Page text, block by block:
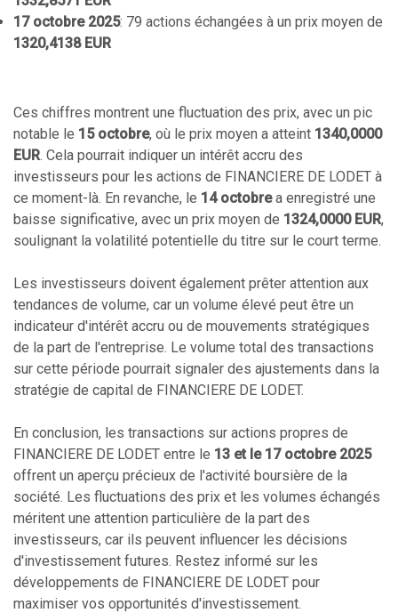
17 octobre 2025: 79 actions échangées à un prix moyen de
1320,4138 EUR
Ces chiffres montrent une fluctuation des prix, avec un pic
notable le 15 octobre, où le prix moyen a atteint 1340,0000
EUR. Cela pourrait indiquer un intérêt accru des
investisseurs pour les actions de FINANCIERE DE LODET à
ce moment-là. En revanche, le 14 octobrea enregistré une
baisse significative, avec un prix moyen de 1324,0000 EUR,
soulignant la volatilité potentielle du titre sur le court terme.
Les investisseurs doivent également prêter attention aux
tendances de volume, car un volume élevé peut être un
indicateur d'intérêt accru ou de mouvements stratégiques
de la part de l'entreprise. Le volume total des transactions
sur cette période pourrait signaler des ajustements dans la
stratégie de capital de FINANCIERE DE LODET.
En conclusion, les transactions sur actions propres de
FINANCIERE DE LODET entre le 13 et le 17 octobre 2025
offrent un aperçu précieux de l'activité boursière de la
société. Les fluctuations des prix et les volumes échangés
méritent une attention particulière de la part des
investisseurs, car ils peuvent influencer les décisions
d'investissement futures. Restez informé sur les
développements de FINANCIERE DE LODET pour
maximiser vos opportunités d'investissement.